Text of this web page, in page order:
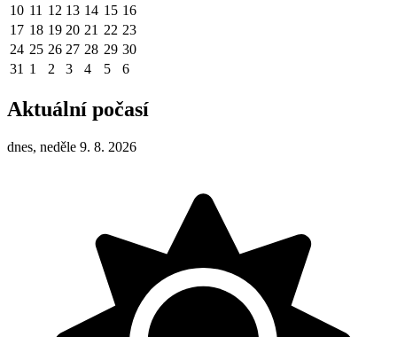
10 11 12 13 14 15 16
17 18 19 20 21 22 23
24 25 26 27 28 29 30
31 1 2 3 4 5 6
Aktuální počasí
dnes, neděle 9. 8. 2026